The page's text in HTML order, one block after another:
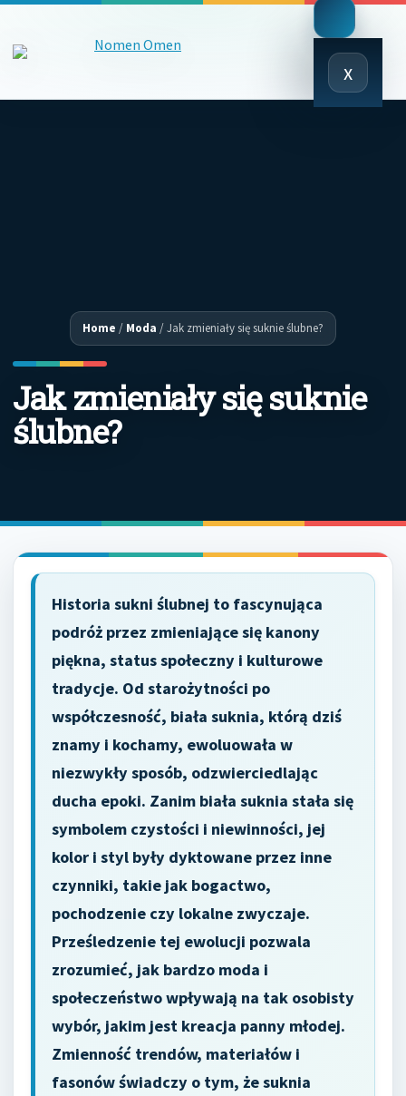
x
Close
Menu
Home / Moda /Jak zmieniały się suknie ślubne?
Jak zmieniały się suknie
ślubne?
Historia sukni ślubnej to fascynująca
podróż przez zmieniające się kanony
piękna, status społeczny i kulturowe
tradycje. Od starożytności po
współczesność, biała suknia, którą dziś
znamy i kochamy, ewoluowała w
niezwykły sposób, odzwierciedlając
ducha epoki. Zanim biała suknia stała się
symbolem czystości i niewinności, jej
kolor i styl były dyktowane przez inne
czynniki, takie jak bogactwo,
pochodzenie czy lokalne zwyczaje.
Prześledzenie tej ewolucji pozwala
zrozumieć, jak bardzo moda i
społeczeństwo wpływają na tak osobisty
wybór, jakim jest kreacja panny młodej.
Zmienność trendów, materiałów i
fasonów świadczy o tym, że suknia